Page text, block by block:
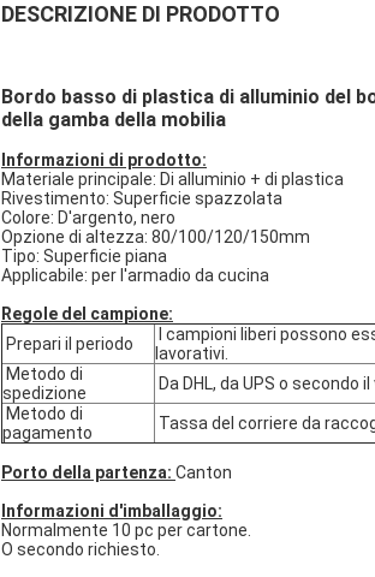
DESCRIZIONE DI PRODOTTO
Bordo basso di plastica di alluminio del
della gamba della mobilia
Informazioni di prodotto:
Materiale principale: Di alluminio + di plastica
Rivestimento: Superficie spazzolata
Colore: D'argento, nero
Opzione di altezza: 80/100/120/150mm
Tipo: Superficie piana
Applicabile: per l'armadio da cucina
Regole del campione:
Prepari il periodo
I campioni liberi possono
lavorativi.
Metodo di
spedizione
Da DHL, da UPS o secondo
Metodo di
pagamento
Tassa del corriere da
Porto della partenza: Canton
Informazioni d'imballaggio:
Normalmente 10 pc per cartone.
O secondo richiesto.